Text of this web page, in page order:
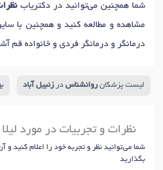
شما همچنین می‌توانید در دکتریاب
مشاهده و مطالعه کنید و همچنین با
درمانگر و درمانگر فردی و خانواده قم
لیست پزشکان روانشناس در زنبیل آباد
نظرات و تجربیات در مورد
شما می‌توانید نظر و تجربه خود را اعلام کنید و
بگذارید